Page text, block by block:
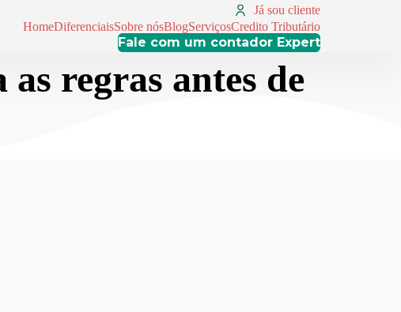
Já sou cliente
HomeDiferenciaisSobre nósBlogServiçosCredito Tributário
Fale com um contador Expert
regras antes de